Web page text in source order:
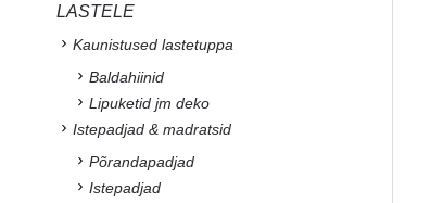
LASTELE
Kaunistused lastetuppa
Baldahiinid
Lipuketid jm deko
Istepadjad & madratsid
Põrandapadjad
Istepadjad